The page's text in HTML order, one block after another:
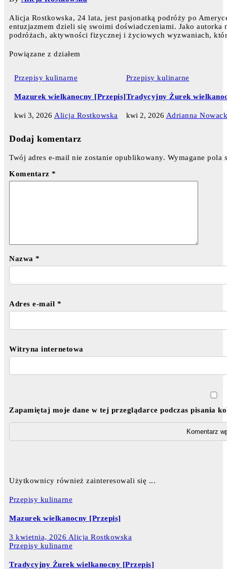
Alicja Rostkowska, 24 lata, jest pasjonatką podróży po
entuzjazmem dzieli się swoimi doświadczeniami. Jako
podróżach, aktywności fizycznej i życiowych wyzwaniach,
Powiązane z działem
Przepisy kulinarne
Mazurek wielkanocny [Przepis]
kwi 3, 2026 Alicja Rostkowska
Przepisy kulinarne
Tradycyjny Żurek
kwi 2, 2026 Adrianna
Dodaj komentarz
Twój adres e-mail nie zostanie opublikowany. Wymagane pola
Komentarz *
Nazwa *
Adres e-mail *
Witryna internetowa
Zapamiętaj moje dane w tej przeglądarce podczas pisania
Użytkownicy również zainteresowali się ...
Przepisy kulinarne
Mazurek wielkanocny [Przepis]
3 kwietnia, 2026 Alicja Rostkowska
Przepisy kulinarne
Tradycyjny Żurek wielkanocny [Przepis]